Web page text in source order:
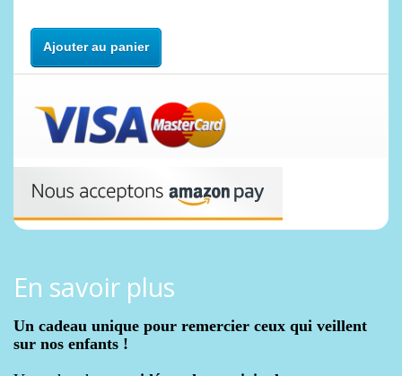
Ajouter au panier
En savoir plus
Un cadeau unique pour remercier ceux qui veillent
sur nos enfants !